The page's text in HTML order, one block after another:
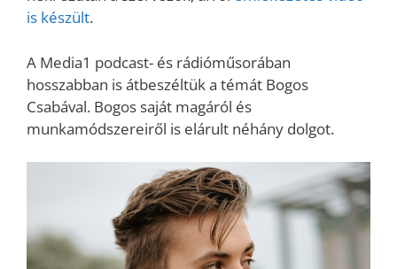
is készült.
A Media1 podcast- és rádióműsorában
hosszabban is átbeszéltük a témát Bogos
Csabával. Bogos saját magáról és
munkamódszereiről is elárult néhány dolgot.